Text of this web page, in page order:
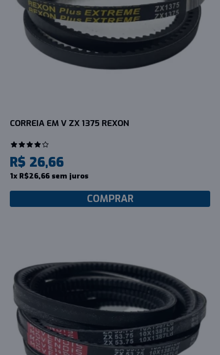
CORREIA EM V ZX 1375 REXON
R$ 26,66
1x R$26,66 sem juros
COMPRAR